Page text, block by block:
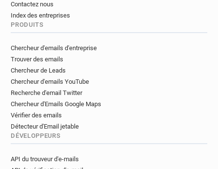
Contactez nous
Index des entreprises
PRODUITS
Chercheur d'emails d'entreprise
Trouver des emails
Chercheur de Leads
Chercheur d'emails YouTube
Recherche d'email Twitter
Chercheur d'Emails Google Maps
Vérifier des emails
Détecteur d'Email jetable
DÉVELOPPEURS
API du trouveur d'e-mails